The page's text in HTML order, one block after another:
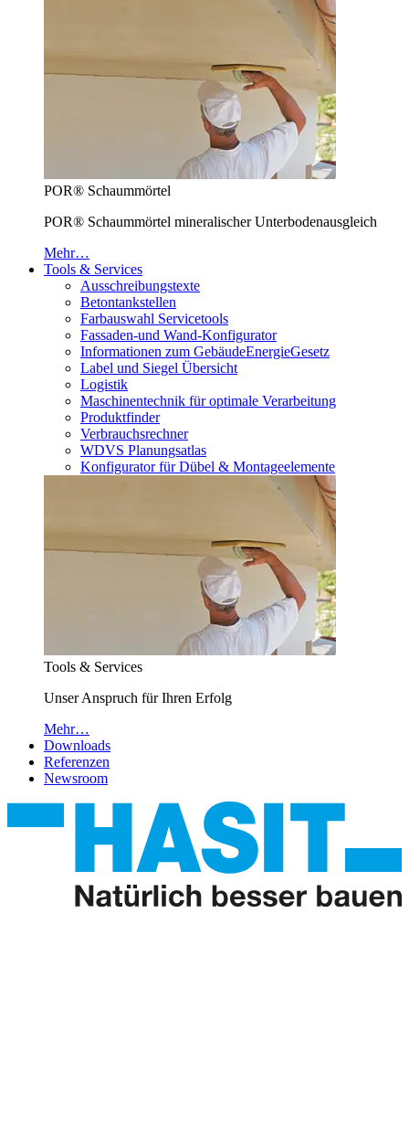
POR® Schaummörtel
POR® Schaummörtel mineralischer Unterbodenausgleich
Mehr…
Tools & Services
Ausschreibungstexte
Betontankstellen
Farbauswahl Servicetools
Fassaden-und Wand-Konfigurator
Informationen zum GebäudeEnergieGesetz
Label und Siegel Übersicht
Logistik
Maschinentechnik für optimale Verarbeitung
Produktfinder
Verbrauchsrechner
WDVS Planungsatlas
Konfigurator für Dübel & Montageelemente
Tools & Services
Unser Anspruch für Ihren Erfolg
Mehr…
Downloads
Referenzen
Newsroom